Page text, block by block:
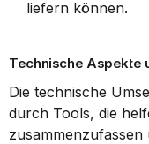
liefern können.
Technische Aspekte
Die technische
durch Tools, die